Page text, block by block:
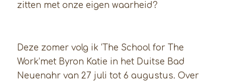
zitten met onze eigen waarheid?
Deze zomer volg ik ‘The School for The
Work’met Byron Katie in het Duitse Bad
Neuenahr van 27 juli tot 6 augustus. Over